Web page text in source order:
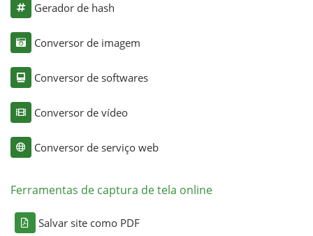
Gerador de hash
Conversor de imagem
Conversor de softwares
Conversor de vídeo
Conversor de serviço web
Ferramentas de captura de tela online
Salvar site como PDF